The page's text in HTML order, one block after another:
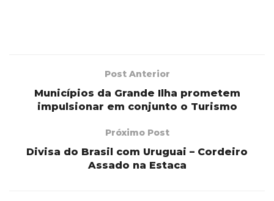
Post Anterior
Municípios da Grande Ilha prometem
impulsionar em conjunto o Turismo
Próximo Post
Divisa do Brasil com Uruguai – Cordeiro
Assado na Estaca